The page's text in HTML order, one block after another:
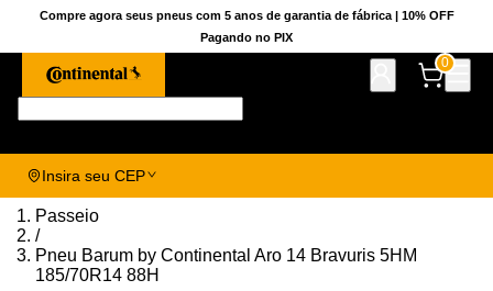
Compre agora seus pneus com 5 anos de garantia de fábrica | 10% OFF
Pagando no PIX
0
Insira seu CEP
Passeio
/
Pneu Barum by Continental Aro 14 Bravuris 5HM
185/70R14 88H